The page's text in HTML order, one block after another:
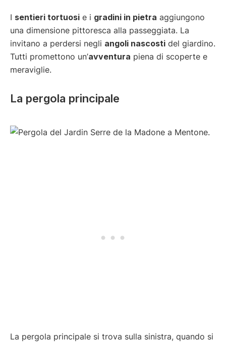
I sentieri tortuosi e i gradini in pietra aggiungono
una dimensione pittoresca alla passeggiata. La
invitano a perdersi negli angoli nascosti del giardino.
Tutti promettono un’avventura piena di scoperte e
meraviglie.
La pergola principale
La pergola principale si trova sulla sinistra, quando si